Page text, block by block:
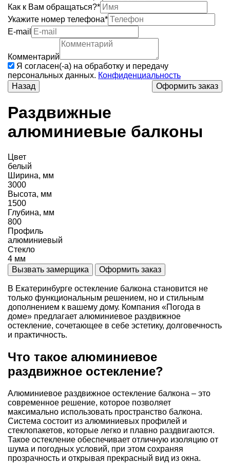
Как к Вам обращаться?*
Укажите номер телефона*
Е-mail
Комментарий
Я согласен(-а) на обработку и передачу
персональных данных. Конфиденциальность
Назад
Раздвижные
алюминиевые балконы
Цвет
белый
Ширина, мм
3000
Высота, мм
1500
Глубина, мм
800
Профиль
алюминиевый
Стекло
4 мм
Вызвать замерщика
Оформить заказ
В Екатеринбурге остекление балкона становится не
только функциональным решением, но и стильным
дополнением к вашему дому. Компания «Погода в
доме» предлагает алюминиевое раздвижное
остекление, сочетающее в себе эстетику, долговечность
и практичность.
Что такое алюминиевое
раздвижное остекление?
Алюминиевое раздвижное остекление балкона – это
современное решение, которое позволяет
максимально использовать пространство балкона.
Система состоит из алюминиевых профилей и
стеклопакетов, которые легко и плавно раздвигаются.
Такое остекление обеспечивает отличную изоляцию от
шума и погодных условий, при этом сохраняя
прозрачность и открывая прекрасный вид из окна.